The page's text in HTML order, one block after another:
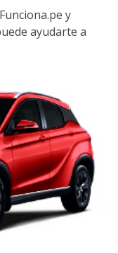
y
ayudarte a